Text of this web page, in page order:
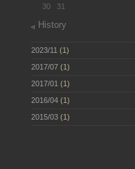
30
31
History
2023/11 (1)
2017/07 (1)
2017/01 (1)
2016/04 (1)
2015/03 (1)